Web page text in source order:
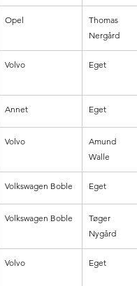
Opel
Thomas
Nergård
Volvo Eget
Annet Eget
Volvo
Amund
Walle
Volkswagen Boble Eget
Volkswagen Boble
Tøger
Nygård
Volvo Eget